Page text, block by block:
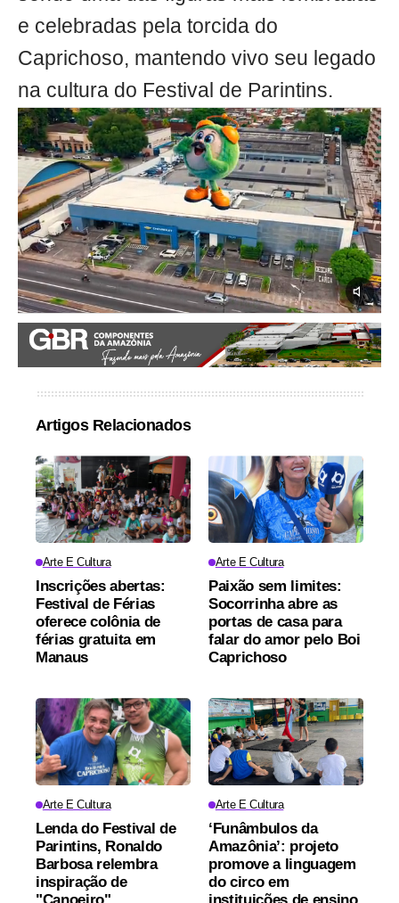
e celebradas pela torcida do
Caprichoso, mantendo vivo seu legado
na cultura do Festival de Parintins.
Artigos Relacionados
Arte E Cultura
Inscrições abertas:
Festival de Férias
oferece colônia de
férias gratuita em
Manaus
Arte E Cultura
Paixão sem limites:
Socorrinha abre as
portas de casa para
falar do amor pelo Boi
Caprichoso
Arte E Cultura
Lenda do Festival de
Parintins, Ronaldo
Barbosa relembra
inspiração de
Arte E Cultura
‘Funâmbulos da
Amazônia’: projeto
promove a linguagem
do circo em